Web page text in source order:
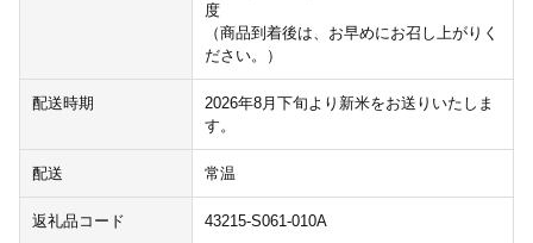
度
（商品到着後は、お早めにお召し上がりく
ださい。）
配送時期
2026年8月下旬より新米をお送りいたしま
す。
配送 常温
返礼品コード 43215-S061-010A